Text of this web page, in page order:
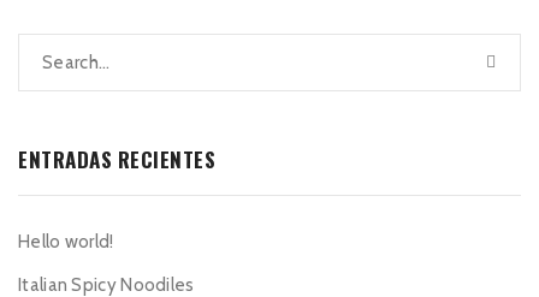
ENTRADAS RECIENTES
Hello world!
Italian Spicy Noodiles